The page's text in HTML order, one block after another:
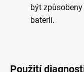
být
baterií.
Použití